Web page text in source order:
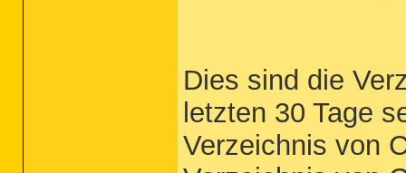
Dies sind die
letzten 30 Tage
Verzeichnis von